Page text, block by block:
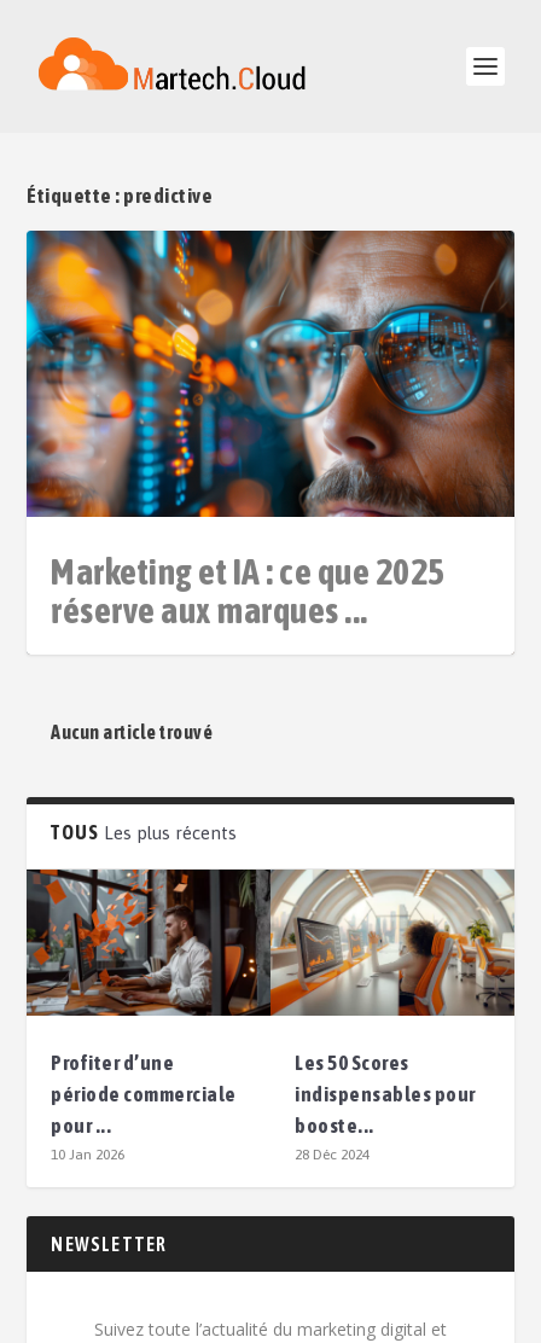
Étiquette : predictive
Marketing et IA : ce que 2025
réserve aux marques ...
Aucun article trouvé
TOUS Les plus récents
Profiter d’une
période commerciale
pour ...
10 Jan 2026
Les 50 Scores
indispensables pour
booste...
28 Déc 2024
NEWSLETTER
Suivez toute l’actualité du marketing digital et